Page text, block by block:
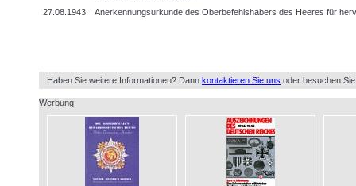
27.08.1943
Anerkennungsurkunde des Oberbefehlshabers des Heeres für
Haben Sie weitere Informationen? Dann kontaktieren Sie uns oder besuchen
Werbung